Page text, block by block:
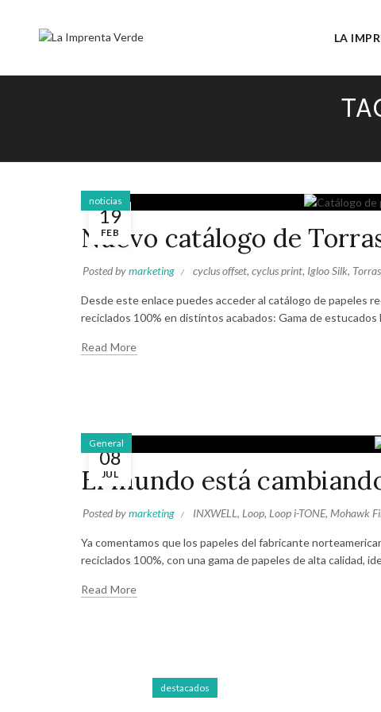
LA
19
FEB
noticias
Nuevo catálogo de
Posted bymarketing cyclus offset, cyclus print, Igloo Silk,
Desde este enlace puedes acceder al catálogo de papeles
reciclados 100% en distintos acabados: Gama de estucados
Read More
08
JUL
General
El mundo está
Posted bymarketing INXWELL , Loop, Loop i-TONE, Mohawk
Ya comentamos que los papeles del fabricante
reciclados 100%, con una gama de papeles de alta calidad,
Read More
destacados